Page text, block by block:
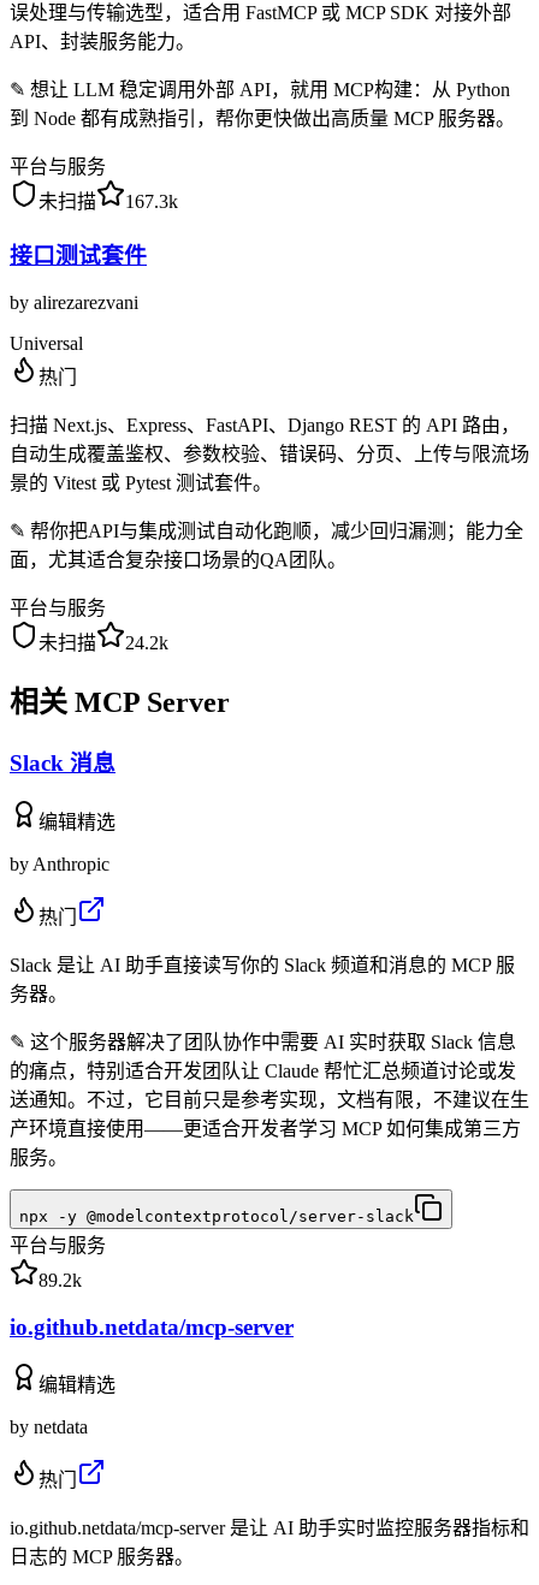
误处理与传输选型，适合用 FastMCP 或 MCP SDK 对接外部
API、封装服务能力。
✎ 想让 LLM 稳定调用外部 API，就用 MCP构建：从 Python
到 Node 都有成熟指引，帮你更快做出高质量 MCP 服务器。
平台与服务
未扫描
167.3k
接口测试套件
by alirezarezvani
Universal
热门
扫描 Next.js、Express、FastAPI、Django REST 的 API 路由，
自动生成覆盖鉴权、参数校验、错误码、分页、上传与限流场
景的 Vitest 或 Pytest 测试套件。
✎ 帮你把API与集成测试自动化跑顺，减少回归漏测；能力全
面，尤其适合复杂接口场景的QA团队。
平台与服务
未扫描
24.2k
相关 MCP Server
Slack 消息
编辑精选
by Anthropic
热门
Slack 是让 AI 助手直接读写你的 Slack 频道和消息的 MCP 服
务器。
✎ 这个服务器解决了团队协作中需要 AI 实时获取 Slack 信息
的痛点，特别适合开发团队让 Claude 帮忙汇总频道讨论或发
送通知。不过，它目前只是参考实现，文档有限，不建议在生
产环境直接使用——更适合开发者学习 MCP 如何集成第三方
服务。
npx -y @modelcontextprotocol/server-slack
平台与服务
89.2k
io.github.netdata/mcp-server
编辑精选
by netdata
热门
io.github.netdata/mcp-server 是让 AI 助手实时监控服务器指标和
日志的 MCP 服务器。